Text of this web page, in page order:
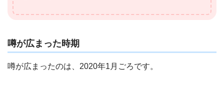
噂が広まった時期
噂が広まったのは、2020年1月ごろです。